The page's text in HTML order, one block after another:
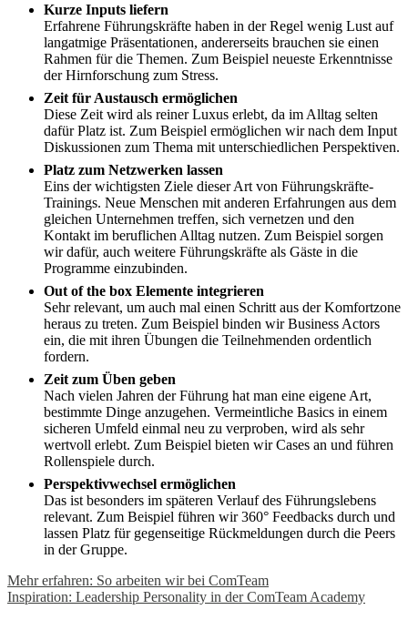
Kurze Inputs liefern
Erfahrene Führungskräfte haben in der Regel wenig Lust auf
langatmige Präsentationen, andererseits brauchen sie einen
Rahmen für die Themen. Zum Beispiel neueste Erkenntnisse
der Hirnforschung zum Stress.
Zeit für Austausch ermöglichen
Diese Zeit wird als reiner Luxus erlebt, da im Alltag selten
dafür Platz ist. Zum Beispiel ermöglichen wir nach dem Input
Diskussionen zum Thema mit unterschiedlichen Perspektiven.
Platz zum Netzwerken lassen
Eins der wichtigsten Ziele dieser Art von Führungskräfte-
Trainings. Neue Menschen mit anderen Erfahrungen aus dem
gleichen Unternehmen treffen, sich vernetzen und den
Kontakt im beruflichen Alltag nutzen. Zum Beispiel sorgen
wir dafür, auch weitere Führungskräfte als Gäste in die
Programme einzubinden.
Out of the box Elemente integrieren
Sehr relevant, um auch mal einen Schritt aus der Komfortzone
heraus zu treten. Zum Beispiel binden wir Business Actors
ein, die mit ihren Übungen die Teilnehmenden ordentlich
fordern.
Zeit zum Üben geben
Nach vielen Jahren der Führung hat man eine eigene Art,
bestimmte Dinge anzugehen. Vermeintliche Basics in einem
sicheren Umfeld einmal neu zu verproben, wird als sehr
wertvoll erlebt. Zum Beispiel bieten wir Cases an und führen
Rollenspiele durch.
Perspektivwechsel ermöglichen
Das ist besonders im späteren Verlauf des Führungslebens
relevant. Zum Beispiel führen wir 360° Feedbacks durch und
lassen Platz für gegenseitige Rückmeldungen durch die Peers
in der Gruppe.
Mehr erfahren: So arbeiten wir bei ComTeam
Inspiration: Leadership Personality in der ComTeam Academy